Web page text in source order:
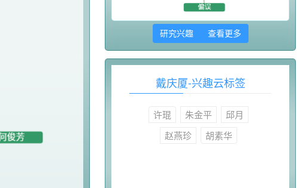
研究兴趣 查看更多
戴庆厦-兴趣云标签
许琨 朱金平
邱月
赵燕珍
胡素华